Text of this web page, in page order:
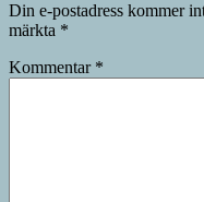
Din e-postadress kommer
märkta *
Kommentar *